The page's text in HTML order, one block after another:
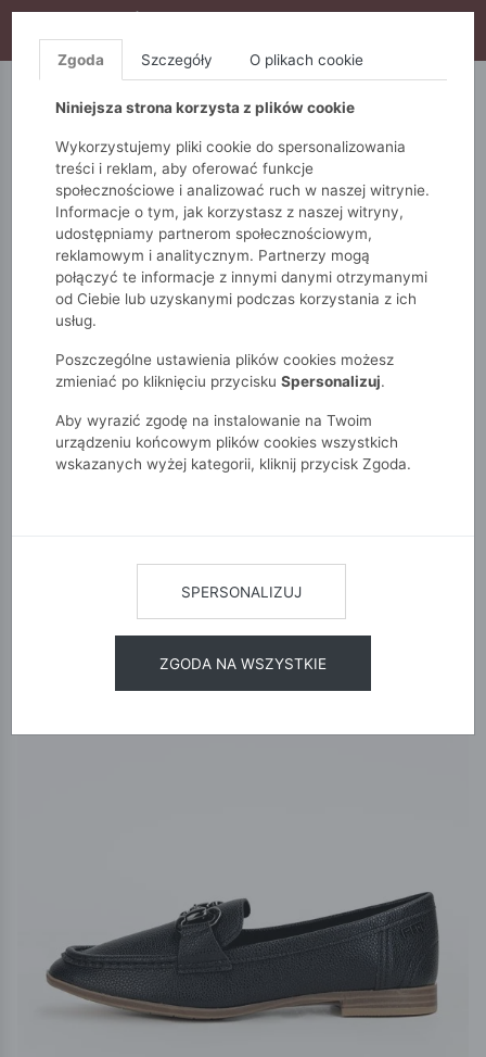
S10), DODATKOWE 15% ZA 3SZT (KOD: S15)
5.10.15. QUIOSQUE
Monnari Dodatki Buty PRIMAMODA Mokasyny
MOKASYNY
POKAŻ FILTRY
Zgoda Szczegóły O plikach cookie
Niniejsza strona korzysta z plików cookie
Wykorzystujemy pliki cookie do spersonalizowania
treści i reklam, aby oferować funkcje
społecznościowe i analizować ruch w naszej witrynie.
Informacje o tym, jak korzystasz z naszej witryny,
udostępniamy partnerom społecznościowym,
reklamowym i analitycznym. Partnerzy mogą
połączyć te informacje z innymi danymi otrzymanymi
od Ciebie lub uzyskanymi podczas korzystania z ich
usług.
Poszczególne ustawienia plików cookies możesz
zmieniać po kliknięciu przycisku Spersonalizuj.
Aby wyrazić zgodę na instalowanie na Twoim
urządzeniu końcowym plików cookies wszystkich
wskazanych wyżej kategorii, kliknij przycisk Zgoda.
SPERSONALIZUJ
ZGODA NA WSZYSTKIE